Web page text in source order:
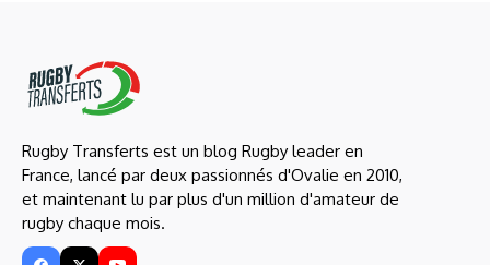
Rugby Transferts est un blog Rugby leader en
France, lancé par deux passionnés d'Ovalie en 2010,
et maintenant lu par plus d'un million d'amateur de
rugby chaque mois.